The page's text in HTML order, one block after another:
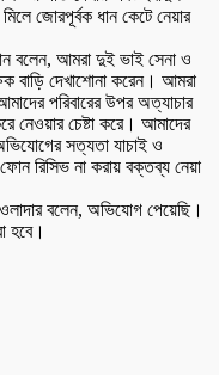
জোরপূর্বক ধান কেটে নেয়ার
বলেন, আমরা দুই ভাই সেনা ও
বাড়ি দেখাশোনা করেন। আমরা
পরিবারের উপর অত্যাচার
নেওয়ার চেষ্টা করে। আমাদের
সত্যতা যাচাই ও
রিসিভ না করায় বক্তব্য নেয়া
বলেন, অভিযোগ পেয়েছি।
হবে।